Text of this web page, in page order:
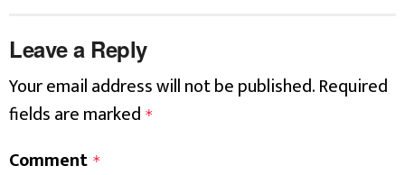
Leave a Reply
Your email address will not be published.Required
fields are marked *
Comment *